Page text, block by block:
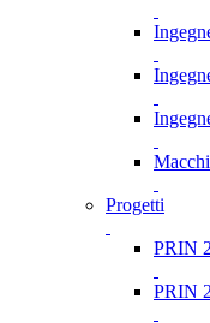
Progetti
PRIN
PRIN